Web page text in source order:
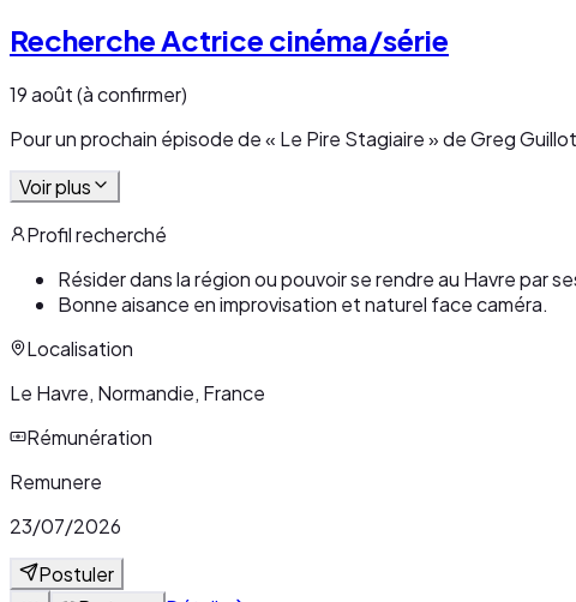
Recherche Actrice cinéma/série
19 août (à confirmer)
Pour un prochain épisode de « Le Pire Stagiaire » de Greg
Voir plus
Profil recherché
Résider dans la région ou pouvoir se rendre au Havre par
Bonne aisance en improvisation et naturel face caméra.
Localisation
Le Havre, Normandie, France
Rémunération
Remunere
23/07/2026
Postuler